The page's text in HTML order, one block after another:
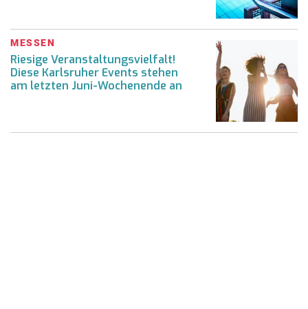
MESSEN
Riesige Veranstaltungsvielfalt!
Diese Karlsruher Events stehen
am letzten Juni-Wochenende an